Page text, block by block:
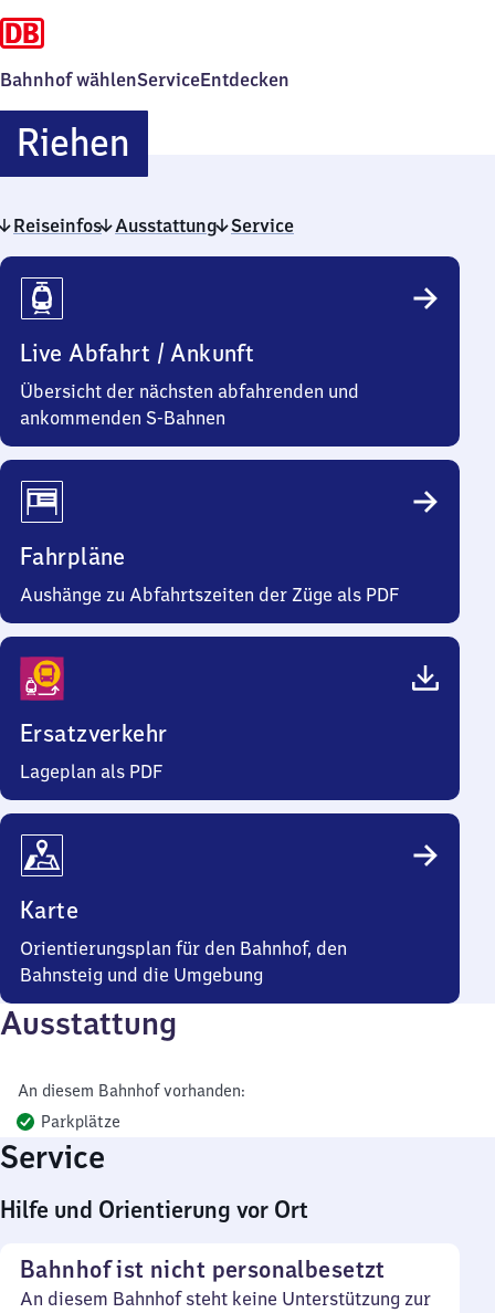
Bahnhof wählenServiceEntdecken
RiehenRiehen
Reiseinfos Ausstattung Service
Reiseinfos
Live Abfahrt / Ankunft
Übersicht der nächsten abfahrenden und
ankommenden S-Bahnen
Fahrpläne
Aushänge zu Abfahrtszeiten der Züge als PDF
Ersatzverkehr
Lageplan als PDF
Karte
Orientierungsplan für den Bahnhof, den
Bahnsteig und die Umgebung
Ausstattung
An diesem Bahnhof vorhanden:
Parkplätze
Service
Hilfe und Orientierung vor Ort
Bahnhof ist nicht personalbesetzt
An diesem Bahnhof steht keine Unterstützung zur